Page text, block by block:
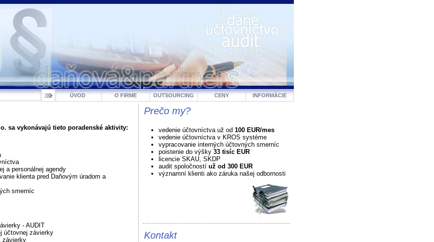
ÚVOD O FIRME OUTSOURCING CENY INFORMÁCIE
sa vykonávajú tieto poradenské aktivity:
a personálnej agendy
klienta pred Daňovým úradom a
smerníc
- AUDIT
účtovnej závierky
závierky
Prečo my?
vedenie účtovníctva už od 100 EUR/mes
vedenie účtovníctva v KROS systéme
vypracovanie interných účtovných smerníc
poistenie do výšky 33 tisíc EUR
licencie SKAU, SKDP
audit spoločností už od 300 EUR
významní klienti ako záruka našej odbornosti
Kontakt